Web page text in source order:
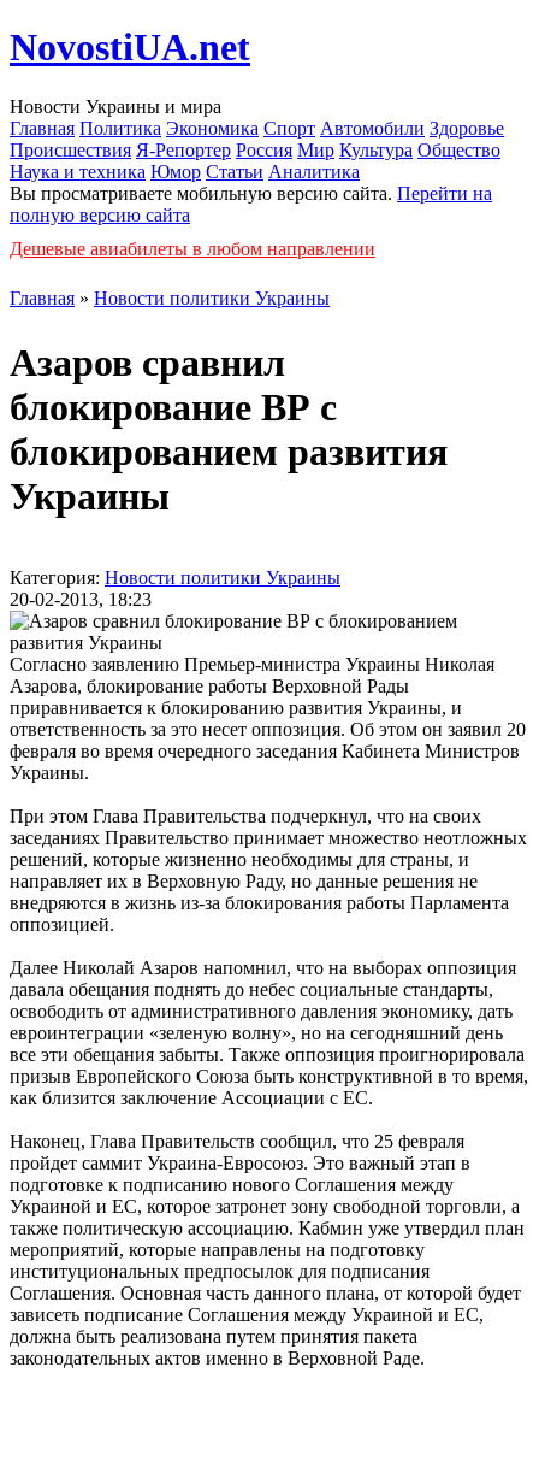
NovostiUA.net
Новости Украины и мира
Главная Политика Экономика Спорт Автомобили Здоровье
Происшествия Я-Репортер Россия Мир Культура Общество
Наука и техника Юмор Статьи Аналитика
Вы просматриваете мобильную версию сайта. Перейти на
полную версию сайта
Дешевые авиабилеты в любом направлении
Главная » Новости политики Украины
Азаров сравнил
блокирование ВР с
блокированием развития
Украины
Категория: Новости политики Украины
20-02-2013, 18:23
Согласно заявлению Премьер-министра Украины Николая
Азарова, блокирование работы Верховной Рады
приравнивается к блокированию развития Украины, и
ответственность за это несет оппозиция. Об этом он заявил 20
февраля во время очередного заседания Кабинета Министров
Украины.
При этом Глава Правительства подчеркнул, что на своих
заседаниях Правительство принимает множество неотложных
решений, которые жизненно необходимы для страны, и
направляет их в Верховную Раду, но данные решения не
внедряются в жизнь из-за блокирования работы Парламента
оппозицией.
Далее Николай Азаров напомнил, что на выборах оппозиция
давала обещания поднять до небес социальные стандарты,
освободить от административного давления экономику, дать
евроинтеграции «зеленую волну», но на сегодняшний день
все эти обещания забыты. Также оппозиция проигнорировала
призыв Европейского Союза быть конструктивной в то время,
как близится заключение Ассоциации с ЕС.
Наконец, Глава Правительств сообщил, что 25 февраля
пройдет саммит Украина-Евросоюз. Это важный этап в
подготовке к подписанию нового Соглашения между
Украиной и ЕС, которое затронет зону свободной торговли, а
также политическую ассоциацию. Кабмин уже утвердил план
мероприятий, которые направлены на подготовку
институциональных предпосылок для подписания
Соглашения. Основная часть данного плана, от которой будет
зависеть подписание Соглашения между Украиной и ЕС,
должна быть реализована путем принятия пакета
законодательных актов именно в Верховной Раде.